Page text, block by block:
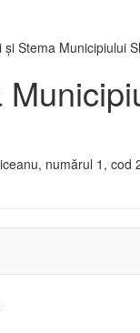
numărul 1, cod